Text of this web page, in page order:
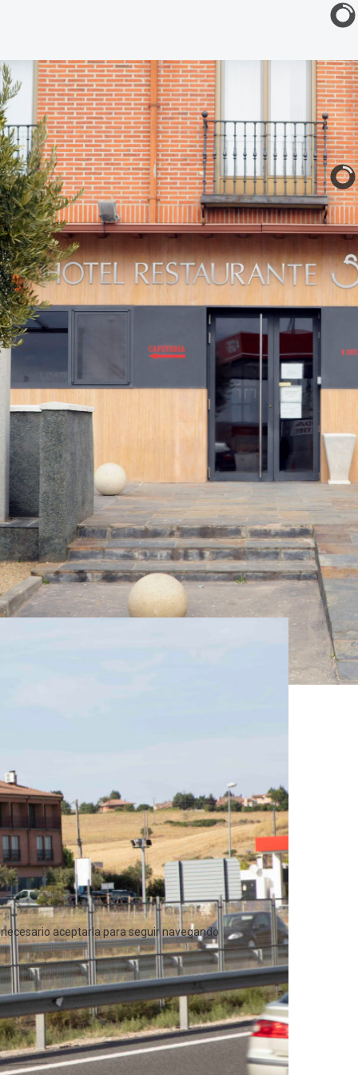
GALERIA CONTACTO
aceptarla para seguir navegando